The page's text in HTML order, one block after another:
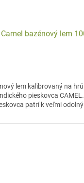
bazénový lem
lem kalibrovaný na
pieskovca
patrí k veľmi